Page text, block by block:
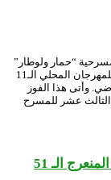
“حمار ولوطار”
لجمعية المسرح الجديد لمدينة بومرداس، بالجائزة الأولى للمهرجان المحلي الـ11
أقيم بين 25 و29 جوان الماضي. وأتى هذا الفوز
الثالث عشر للمسرح
الـ 51